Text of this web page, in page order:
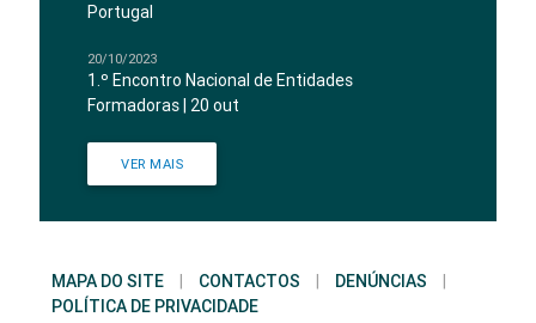
Portugal
20/10/2023
1.º Encontro Nacional de Entidades
Formadoras | 20 out
VER MAIS
MAPA DO SITE CONTACTOS DENÚNCIAS
POLÍTICA DE PRIVACIDADE